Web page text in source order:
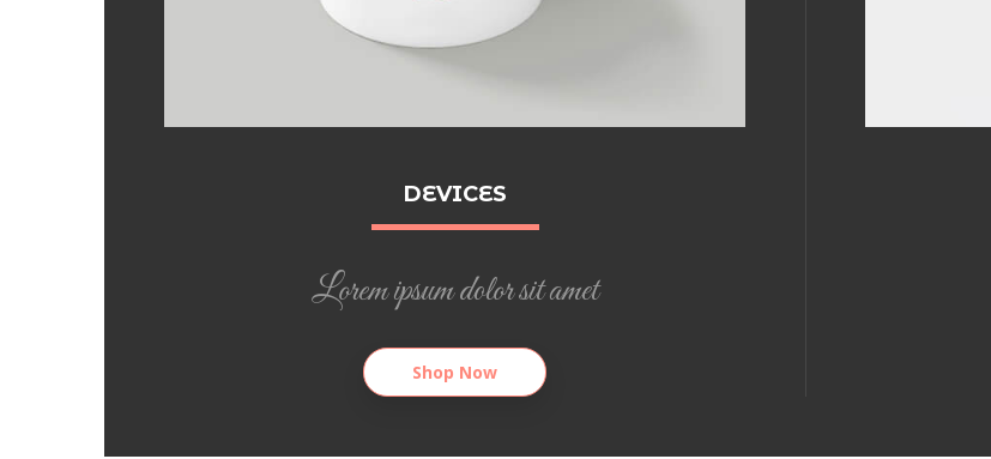
DEVICES
Lorem ipsum dolor sit amet
Shop Now